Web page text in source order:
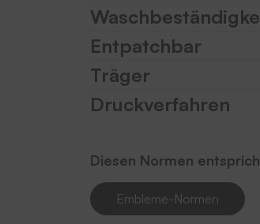
Entpatchbar
Träger
Druckverfahren
Diesen Normen
Embleme-Normen